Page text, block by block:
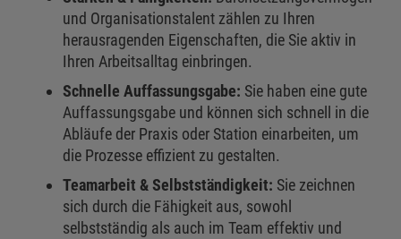
und Organisationstalent zählen zu Ihren
herausragenden Eigenschaften, die Sie aktiv in
Ihren Arbeitsalltag einbringen.
Schnelle Auffassungsgabe: Sie haben eine gute
Auffassungsgabe und können sich schnell in die
Abläufe der Praxis oder Station einarbeiten, um
die Prozesse effizient zu gestalten.
Teamarbeit & Selbstständigkeit: Sie zeichnen
sich durch die Fähigkeit aus, sowohl
selbstständig als auch im Team effektiv und